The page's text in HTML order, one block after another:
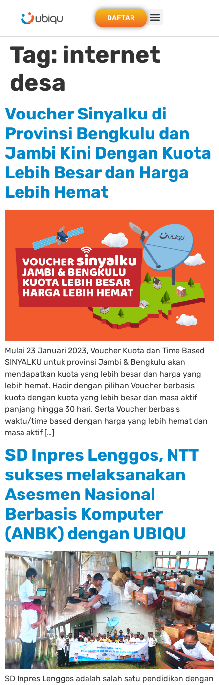
DAFTAR
Tag: internet
desa
Voucher Sinyalku di
Provinsi Bengkulu dan
Jambi Kini Dengan Kuota
Lebih Besar dan Harga
Lebih Hemat
Mulai 23 Januari 2023, Voucher Kuota dan Time Based
SINYALKU untuk provinsi Jambi & Bengkulu akan
mendapatkan kuota yang lebih besar dan harga yang
lebih hemat. Hadir dengan pilihan Voucher berbasis
kuota dengan kuota yang lebih besar dan masa aktif
panjang hingga 30 hari. Serta Voucher berbasis
waktu/time based dengan harga yang lebih hemat dan
masa aktif […]
SD Inpres Lenggos, NTT
sukses melaksanakan
Asesmen Nasional
Berbasis Komputer
(ANBK) dengan UBIQU
SD Inpres Lenggos adalah salah satu pendidikan dengan